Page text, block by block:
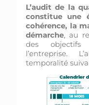
L’audit de la
constitue une
cohérence, la
démarche, au
des objectifs
l’entreprise.
temporalité